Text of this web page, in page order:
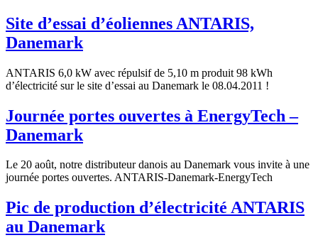
Site d’essai d’éoliennes ANTARIS,
Danemark
ANTARIS 6,0 kW avec répulsif de 5,10 m produit 98 kWh
d’électricité sur le site d’essai au Danemark le 08.04.2011 !
Journée portes ouvertes à EnergyTech –
Danemark
Le 20 août, notre distributeur danois au Danemark vous invite à une
journée portes ouvertes. ANTARIS-Danemark-EnergyTech
Pic de production d’électricité ANTARIS
au Danemark